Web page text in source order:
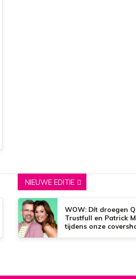
NIEUWE EDITIE
WOW: Dít droegen
Trustfull en Patrick
tijdens onze